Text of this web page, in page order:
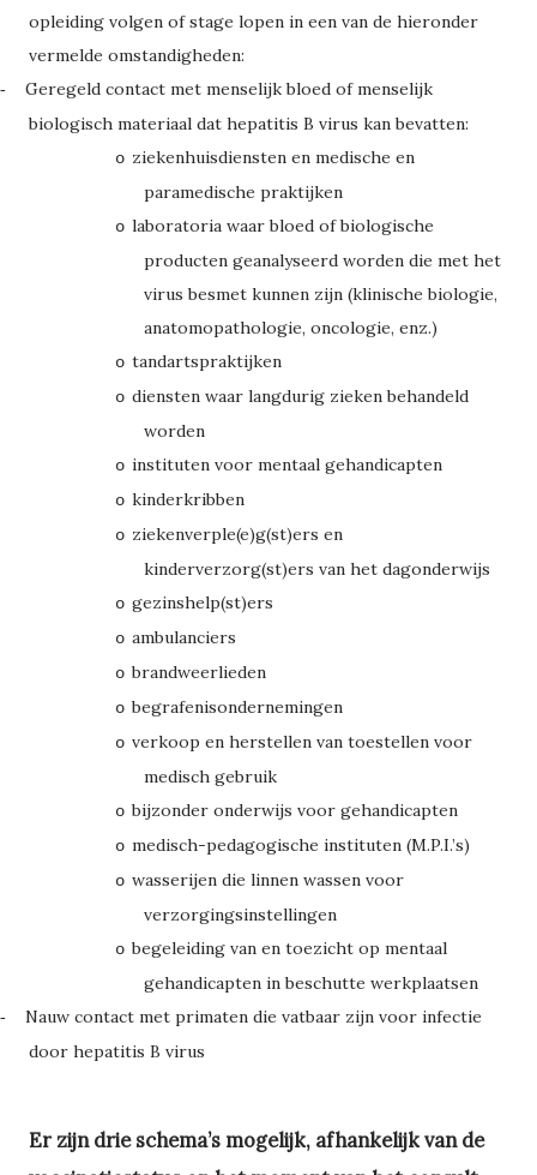
opleiding volgen of stage lopen in een van de hieronder
vermelde omstandigheden:
-
Geregeld contact met menselijk bloed of menselijk
biologisch materiaal dat hepatitis B virus kan bevatten:
o ziekenhuisdiensten en medische en
paramedische praktijken
o laboratoria waar bloed of biologische
producten geanalyseerd worden die met het
virus besmet kunnen zijn (klinische biologie,
anatomopathologie, oncologie, enz.)
o tandartspraktijken
o diensten waar langdurig zieken behandeld
worden
o instituten voor mentaal gehandicapten
o kinderkribben
o ziekenverple(e)g(st)ers en
kinderverzorg(st)ers van het dagonderwijs
o gezinshelp(st)ers
o ambulanciers
o brandweerlieden
o begrafenisondernemingen
o verkoop en herstellen van toestellen voor
medisch gebruik
o bijzonder onderwijs voor gehandicapten
o medisch-pedagogische instituten (M.P.I.’s)
o wasserijen die linnen wassen voor
verzorgingsinstellingen
o begeleiding van en toezicht op mentaal
gehandicapten in beschutte werkplaatsen
-
Nauw contact met primaten die vatbaar zijn voor infectie
door hepatitis B virus
Er zijn drie schema’s mogelijk, afhankelijk van de